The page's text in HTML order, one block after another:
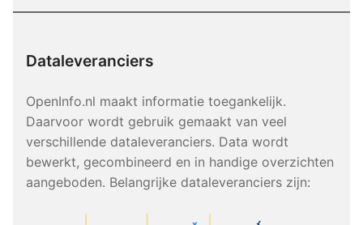
Dataleveranciers
OpenInfo.nl maakt informatie toegankelijk.
Daarvoor wordt gebruik gemaakt van veel
verschillende dataleveranciers. Data wordt
bewerkt, gecombineerd en in handige overzichten
aangeboden. Belangrijke dataleveranciers zijn: